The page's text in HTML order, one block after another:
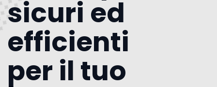
sicuri ed
efficienti
per il tuo